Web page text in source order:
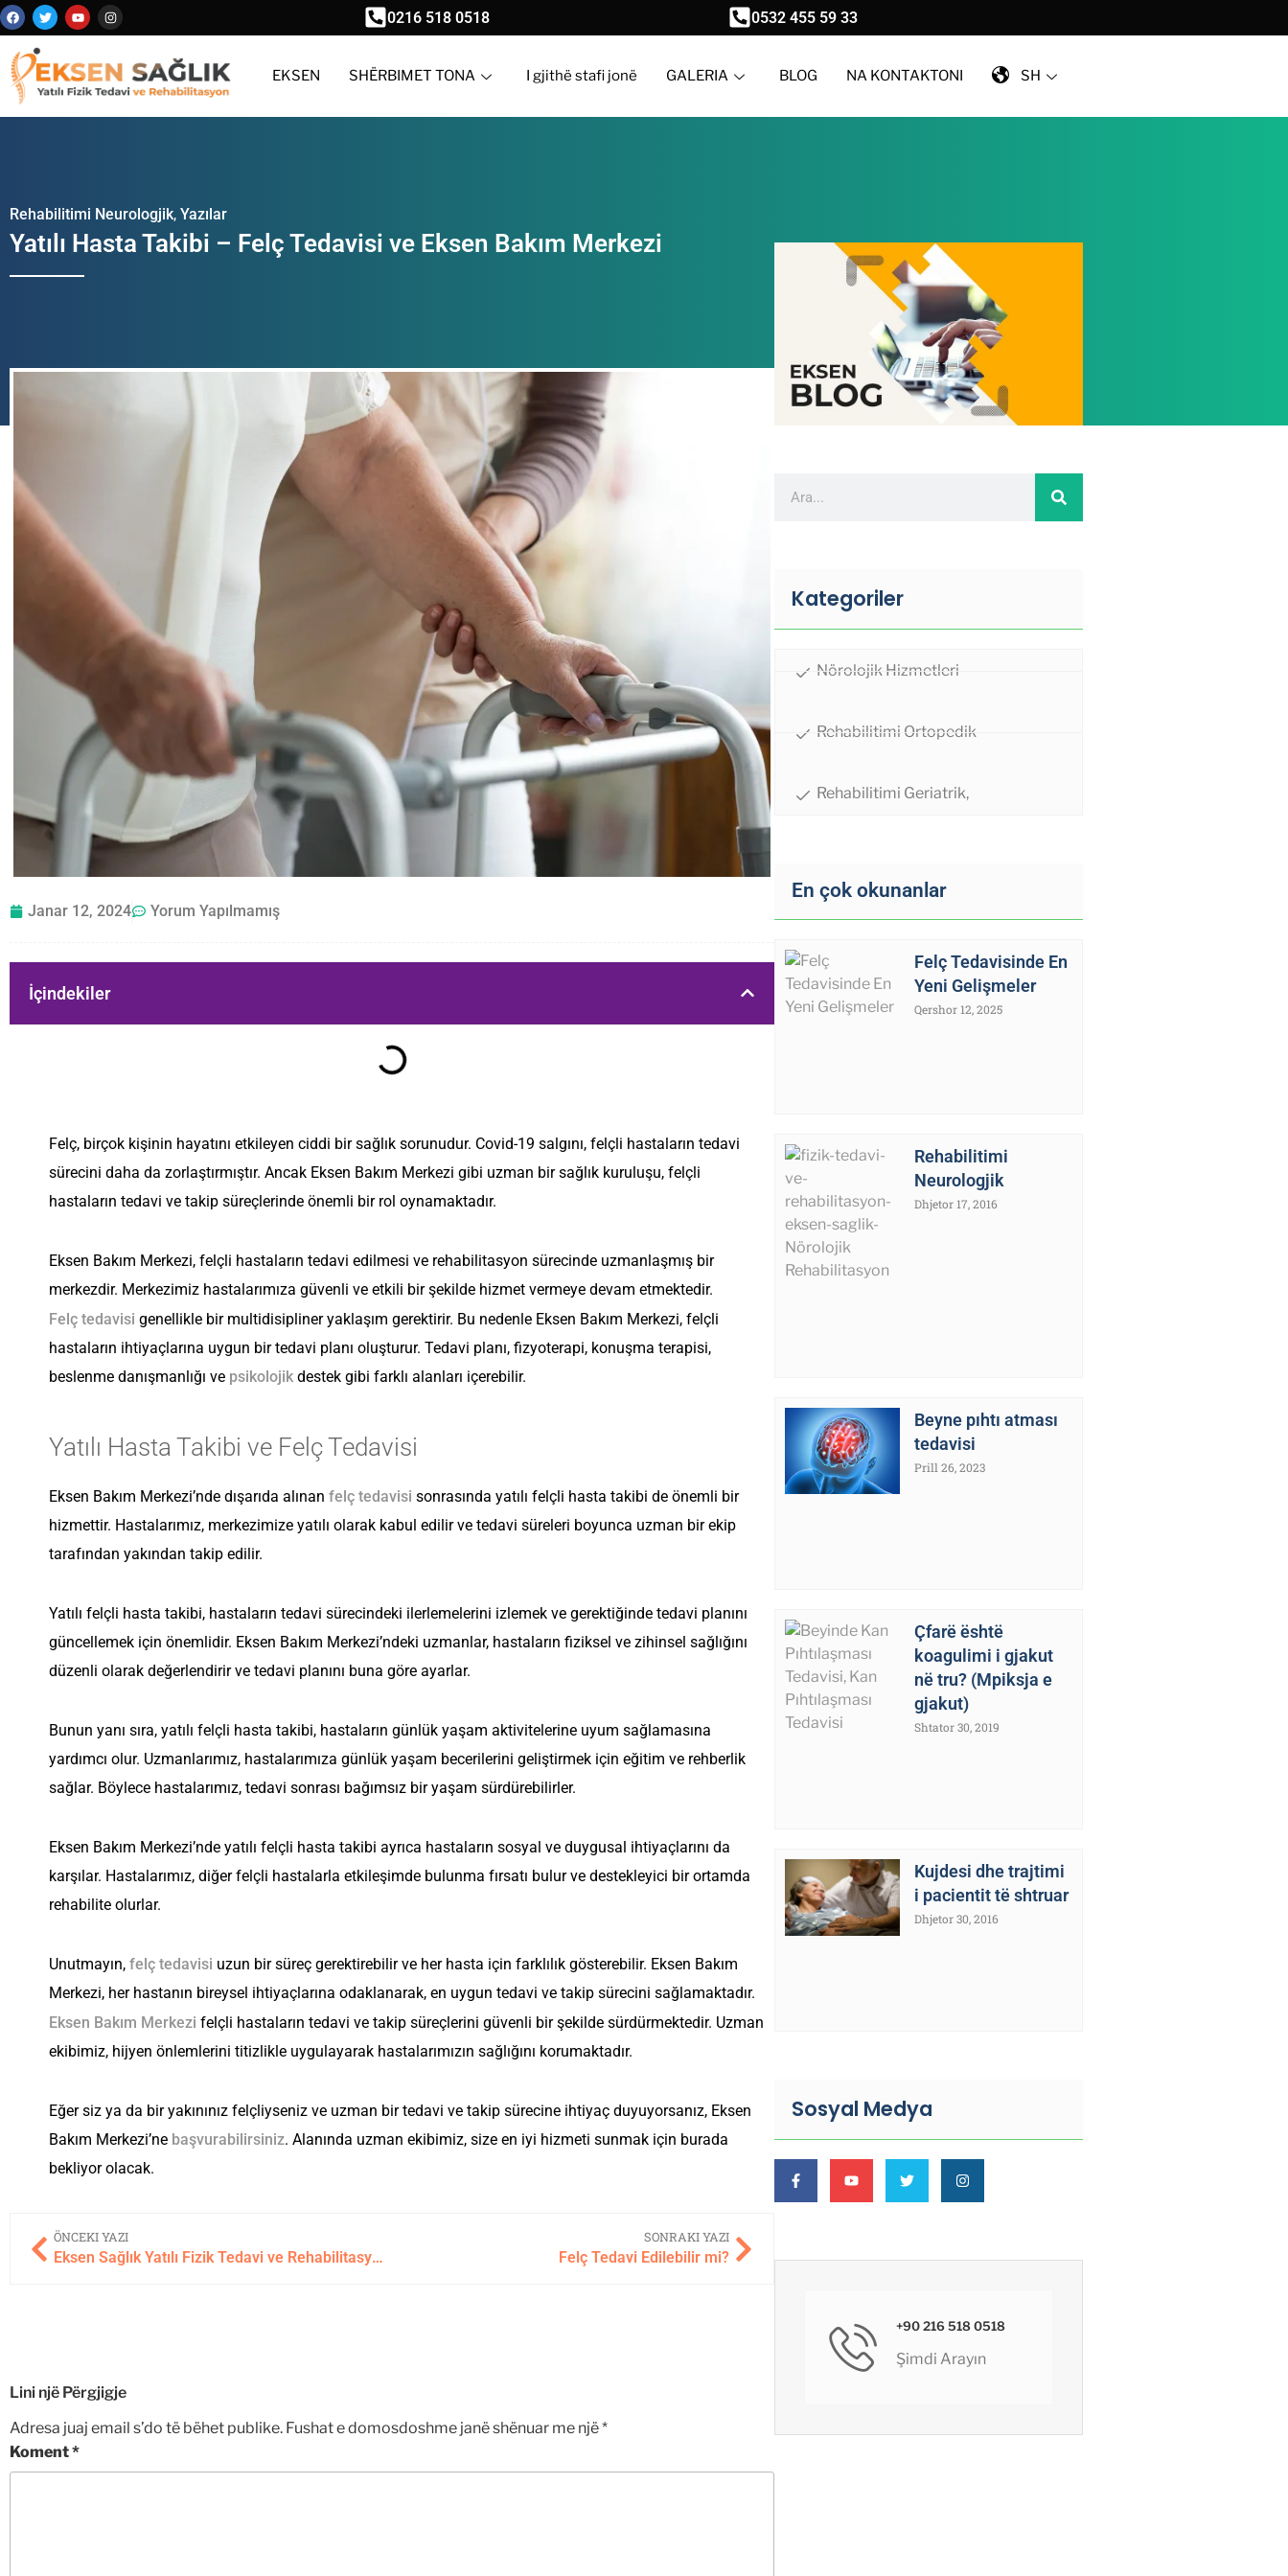
0216 518 0518 0532 455 59 33
EKSEN SHËRBIMET TONA I gjithë stafi jonë GALERIA BLOG NA KONTAKTONI SH
Rehabilitimi Neurologjik, Yazılar
Yatılı Hasta Takibi – Felç Tedavisi ve Eksen Bakım Merkezi
Janar 12, 2024 Yorum Yapılmamış
İçindekiler
Felç, birçok kişinin hayatını etkileyen ciddi bir sağlık sorunudur. Covid-19 salgını, felçli hastaların tedavi
sürecini daha da zorlaştırmıştır. Ancak Eksen Bakım Merkezi gibi uzman bir sağlık kuruluşu, felçli
hastaların tedavi ve takip süreçlerinde önemli bir rol oynamaktadır.
Eksen Bakım Merkezi, felçli hastaların tedavi edilmesi ve rehabilitasyon sürecinde uzmanlaşmış bir
merkezdir. Merkezimiz hastalarımıza güvenli ve etkili bir şekilde hizmet vermeye devam etmektedir.
Felç tedavisi genellikle bir multidisipliner yaklaşım gerektirir. Bu nedenle Eksen Bakım Merkezi, felçli
hastaların ihtiyaçlarına uygun bir tedavi planı oluşturur. Tedavi planı, fizyoterapi, konuşma terapisi,
beslenme danışmanlığı ve psikolojik destek gibi farklı alanları içerebilir.
Yatılı Hasta Takibi ve Felç Tedavisi
Eksen Bakım Merkezi’nde dışarıda alınan felç tedavisi sonrasında yatılı felçli hasta takibi de önemli bir
hizmettir. Hastalarımız, merkezimize yatılı olarak kabul edilir ve tedavi süreleri boyunca uzman bir ekip
tarafından yakından takip edilir.
Yatılı felçli hasta takibi, hastaların tedavi sürecindeki ilerlemelerini izlemek ve gerektiğinde tedavi planını
güncellemek için önemlidir. Eksen Bakım Merkezi’ndeki uzmanlar, hastaların fiziksel ve zihinsel sağlığını
düzenli olarak değerlendirir ve tedavi planını buna göre ayarlar.
Bunun yanı sıra, yatılı felçli hasta takibi, hastaların günlük yaşam aktivitelerine uyum sağlamasına
yardımcı olur. Uzmanlarımız, hastalarımıza günlük yaşam becerilerini geliştirmek için eğitim ve rehberlik
sağlar. Böylece hastalarımız, tedavi sonrası bağımsız bir yaşam sürdürebilirler.
Eksen Bakım Merkezi’nde yatılı felçli hasta takibi ayrıca hastaların sosyal ve duygusal ihtiyaçlarını da
karşılar. Hastalarımız, diğer felçli hastalarla etkileşimde bulunma fırsatı bulur ve destekleyici bir ortamda
rehabilite olurlar.
Unutmayın, felç tedavisi uzun bir süreç gerektirebilir ve her hasta için farklılık gösterebilir. Eksen Bakım
Merkezi, her hastanın bireysel ihtiyaçlarına odaklanarak, en uygun tedavi ve takip sürecini sağlamaktadır.
Eksen Bakım Merkezi felçli hastaların tedavi ve takip süreçlerini güvenli bir şekilde sürdürmektedir. Uzman
ekibimiz, hijyen önlemlerini titizlikle uygulayarak hastalarımızın sağlığını korumaktadır.
Eğer siz ya da bir yakınınız felçliyseniz ve uzman bir tedavi ve takip sürecine ihtiyaç duyuyorsanız, Eksen
Bakım Merkezi’ne başvurabilirsiniz. Alanında uzman ekibimiz, size en iyi hizmeti sunmak için burada
bekliyor olacak.
ÖNCEKI YAZI
Eksen Sağlık Yatılı Fizik Tedavi ve Rehabilitasyon Merkezi ile Konaklamalı Fizik Tedavi Deneyimi
SONRAKI YAZI
Felç Tedavi Edilebilir mi?
Lini një Përgjigje
Adresa juaj email s’do të bëhet publike. Fushat e domosdoshme janë shënuar me një*
Koment*
Kategoriler
Nörolojik Hizmetleri
Rehabilitimi Ortopedik
Rehabilitimi Geriatrik,
En çok okunanlar
Felç Tedavisinde En
Yeni Gelişmeler
Qershor 12, 2025
Rehabilitimi
Neurologjik
Dhjetor 17, 2016
Beyne pıhtı atması
tedavisi
Prill 26, 2023
Çfarë është
koagulimi i gjakut
në tru? (Mpiksja e
gjakut)
Shtator 30, 2019
Kujdesi dhe trajtimi
i pacientit të shtruar
Dhjetor 30, 2016
Sosyal Medya
+90 216 518 0518
Şimdi Arayın